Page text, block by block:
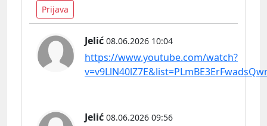
Prijava
Jelić 08.06.2026 10:04
https://www.youtube.com/watch?
Jelić 08.06.2026 09:56